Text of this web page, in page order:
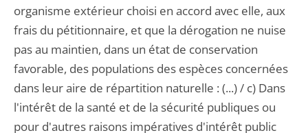
organisme extérieur choisi en accord avec elle, aux
frais du pétitionnaire, et que la dérogation ne nuise
pas au maintien, dans un état de conservation
favorable, des populations des espèces concernées
dans leur aire de répartition naturelle : (...) / c) Dans
l'intérêt de la santé et de la sécurité publiques ou
pour d'autres raisons impératives d'intérêt public